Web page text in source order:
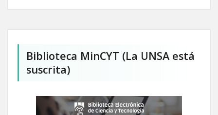
Biblioteca MinCYT (La UNSA está
suscrita)